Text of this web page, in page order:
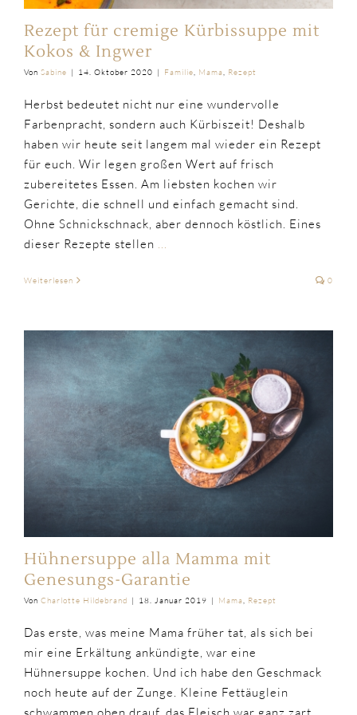
Rezept für cremige Kürbissuppe mit
Kokos & Ingwer
Von Sabine | 14. Oktober 2020 | Familie, Mama, Rezept
Herbst bedeutet nicht nur eine wundervolle
Farbenpracht, sondern auch Kürbiszeit! Deshalb
haben wir heute seit langem mal wieder ein Rezept
für euch. Wir legen großen Wert auf frisch
zubereitetes Essen. Am liebsten kochen wir
Gerichte, die schnell und einfach gemacht sind.
Ohne Schnickschnack, aber dennoch köstlich. Eines
dieser Rezepte stellen ...
Weiterlesen 0
Hühnersuppe alla Mamma mit
Genesungs-Garantie
Von Charlotte Hildebrand | 18. Januar 2019 | Mama, Rezept
Das erste, was meine Mama früher tat, als sich bei
mir eine Erkältung ankündigte, war eine
Hühnersuppe kochen. Und ich habe den Geschmack
noch heute auf der Zunge. Kleine Fettäuglein